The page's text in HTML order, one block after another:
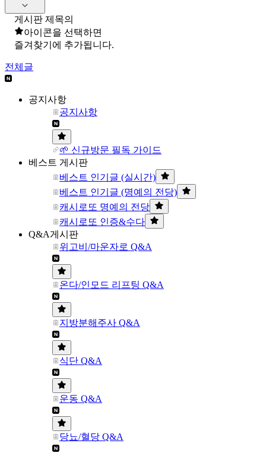
게시판 제목의
아이콘을 선택하면
즐겨찾기에 추가됩니다.
전체글
공지사항
공지사항
🌱 신규방문 필독 가이드
베스트 게시판
베스트 인기글 (실시간)
베스트 인기글 (명예의 전당)
캐시로또 명예의 전당
캐시로또 인증&수다
Q&A게시판
위고비/마운자로 Q&A
온다/인모드 리프팅 Q&A
지방분해주사 Q&A
식단 Q&A
운동 Q&A
당뇨/혈당 Q&A